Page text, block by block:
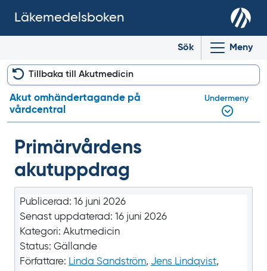
Läkemedelsboken
Sök Meny
Primärvårdens
akutuppdrag
Publicerad: 16 juni 2026
Senast uppdaterad: 16 juni 2026
Kategori: Akutmedicin
Status: Gällande
Författare: Linda Sandström, Jens Lindqvist,
Tillbaka till Akutmedicin
Akut omhänder­tagande på
vårdcentral
Undermeny